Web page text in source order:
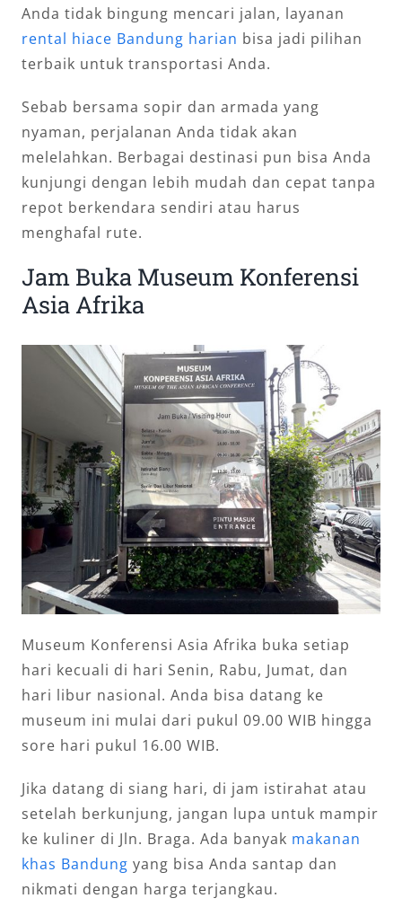
Anda tidak bingung mencari jalan, layanan
rental hiace Bandung harian bisa jadi pilihan
terbaik untuk transportasi Anda.
Sebab bersama sopir dan armada yang
nyaman, perjalanan Anda tidak akan
melelahkan. Berbagai destinasi pun bisa Anda
kunjungi dengan lebih mudah dan cepat tanpa
repot berkendara sendiri atau harus
menghafal rute.
Jam Buka Museum Konferensi
Asia Afrika
Museum Konferensi Asia Afrika buka setiap
hari kecuali di hari Senin, Rabu, Jumat, dan
hari libur nasional. Anda bisa datang ke
museum ini mulai dari pukul 09.00 WIB hingga
sore hari pukul 16.00 WIB.
Jika datang di siang hari, di jam istirahat atau
setelah berkunjung, jangan lupa untuk mampir
ke kuliner di Jln. Braga. Ada banyak makanan
khas Bandung yang bisa Anda santap dan
nikmati dengan harga terjangkau.